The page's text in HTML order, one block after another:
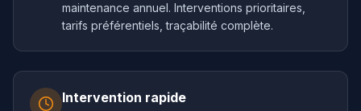
maintenance annuel. Interventions prioritaires,
tarifs préférentiels, traçabilité complète.
Intervention rapide